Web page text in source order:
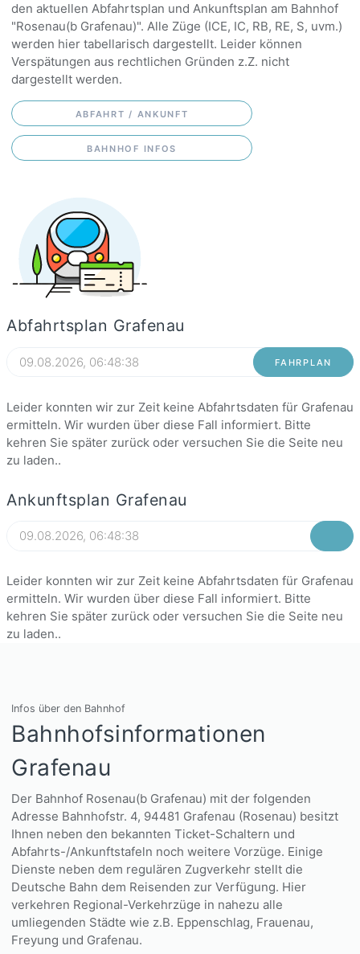
den aktuellen Abfahrtsplan und Ankunftsplan am Bahnhof
"Rosenau(b Grafenau)". Alle Züge (ICE, IC, RB, RE, S, uvm.)
werden hier tabellarisch dargestellt. Leider können
Verspätungen aus rechtlichen Gründen z.Z. nicht
dargestellt werden.
ABFAHRT / ANKUNFT
BAHNHOF INFOS
Abfahrtsplan Grafenau
FAHRPLAN
Leider konnten wir zur Zeit keine Abfahrtsdaten für Grafenau
ermitteln. Wir wurden über diese Fall informiert. Bitte
kehren Sie später zurück oder versuchen Sie die Seite neu
zu laden..
Ankunftsplan Grafenau
Leider konnten wir zur Zeit keine Abfahrtsdaten für Grafenau
ermitteln. Wir wurden über diese Fall informiert. Bitte
kehren Sie später zurück oder versuchen Sie die Seite neu
zu laden..
Infos über den Bahnhof
Bahnhofsinformationen
Grafenau
Der Bahnhof Rosenau(b Grafenau) mit der folgenden
Adresse Bahnhofstr. 4, 94481 Grafenau (Rosenau) besitzt
Ihnen neben den bekannten Ticket-Schaltern und
Abfahrts-/Ankunftstafeln noch weitere Vorzüge. Einige
Dienste neben dem regulären Zugverkehr stellt die
Deutsche Bahn dem Reisenden zur Verfügung. Hier
verkehren Regional-Verkehrzüge in nahezu alle
umliegenden Städte wie z.B. Eppenschlag, Frauenau,
Freyung und Grafenau.